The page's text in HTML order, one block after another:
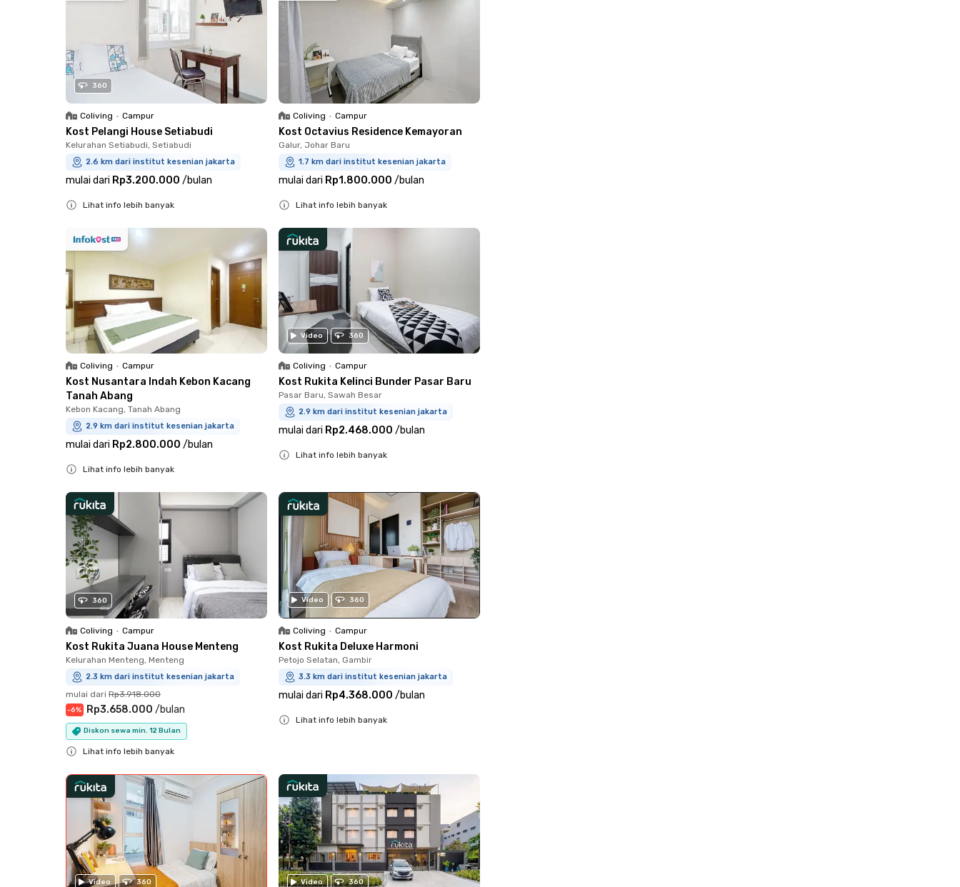
360
Coliving • Campur
Kost Pelangi House Setiabudi
Kelurahan Setiabudi, Setiabudi
2.6 km dari institut kesenian jakarta
mulai dari Rp3.200.000 /bulan
Lihat info lebih banyak
Coliving • Campur
Kost Octavius Residence Kemayoran
Galur, Johar Baru
1.7 km dari institut kesenian jakarta
mulai dari Rp1.800.000 /bulan
Lihat info lebih banyak
Coliving • Campur
Kost Nusantara Indah Kebon Kacang
Tanah Abang
Kebon Kacang, Tanah Abang
2.9 km dari institut kesenian jakarta
mulai dari Rp2.800.000 /bulan
Lihat info lebih banyak
Video 360
Coliving • Campur
Kost Rukita Kelinci Bunder Pasar Baru
Pasar Baru, Sawah Besar
2.9 km dari institut kesenian jakarta
mulai dari Rp2.468.000 /bulan
Lihat info lebih banyak
360
Coliving • Campur
Kost Rukita Juana House Menteng
Kelurahan Menteng, Menteng
2.3 km dari institut kesenian jakarta
mulai dari Rp3.918.000
-6% Rp3.658.000 /bulan
Diskon sewa min. 12 Bulan
Lihat info lebih banyak
Video 360
Coliving • Campur
Kost Rukita Deluxe Harmoni
Petojo Selatan, Gambir
3.3 km dari institut kesenian jakarta
mulai dari Rp4.368.000 /bulan
Lihat info lebih banyak
Video 360 Video 360